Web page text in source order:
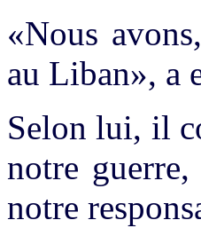
«Nous
au Liban», a
Selon lui, il
notre
notre